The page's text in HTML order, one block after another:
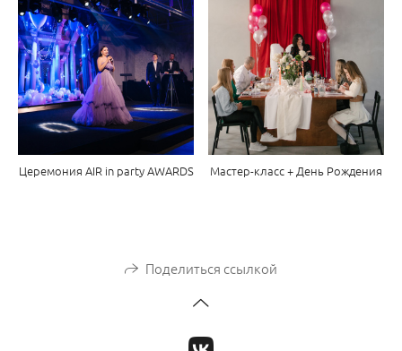
Церемония AIR in party AWARDS Мастер-класс + День Рождения
Поделиться ссылкой